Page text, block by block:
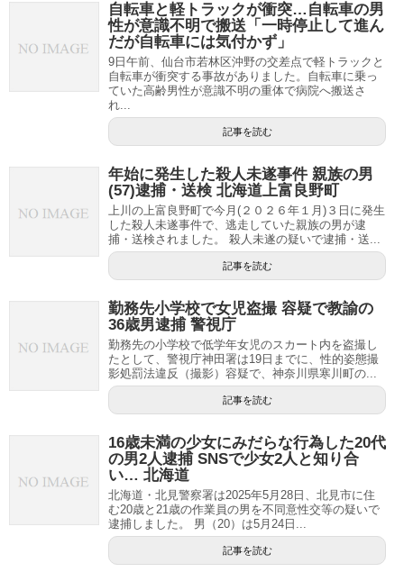
自転車と軽トラックが衝突…自転車の男
性が意識不明で搬送「一時停止して進ん
だが自転車には気付かず」
9日午前、仙台市若林区沖野の交差点で軽トラックと
自転車が衝突する事故がありました。自転車に乗っ
ていた高齢男性が意識不明の重体で病院へ搬送さ
れ...
記事を読む
年始に発生した殺人未遂事件 親族の男
(57)逮捕・送検 北海道上富良野町
上川の上富良野町で今月(２０２６年１月)３日に発生
した殺人未遂事件で、逃走していた親族の男が逮
捕・送検されました。 殺人未遂の疑いで逮捕・送...
記事を読む
勤務先小学校で女児盗撮 容疑で教諭の
36歳男逮捕 警視庁
勤務先の小学校で低学年女児のスカート内を盗撮し
たとして、警視庁神田署は19日までに、性的姿態撮
影処罰法違反（撮影）容疑で、神奈川県寒川町の...
記事を読む
16歳未満の少女にみだらな行為した20代
の男2人逮捕 SNSで少女2人と知り合
い… 北海道
北海道・北見警察署は2025年5月28日、北見市に住
む20歳と21歳の作業員の男を不同意性交等の疑いで
逮捕しました。 男（20）は5月24日...
記事を読む